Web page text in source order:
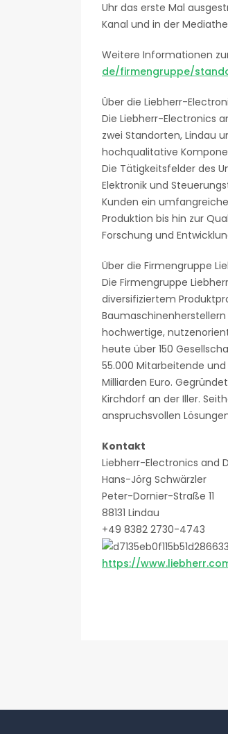
Uhr das erste Mal
Kanal und in der
Weitere Informationen
de/firmengruppe/
Über die Liebherr-
Die Liebherr-Electronics
zwei Standorten, Lindau
hochqualitative
Die Tätigkeitsfelder des
Elektronik und
Kunden ein
Produktion bis hin zur
Forschung und
Über die Firmengruppe
Die Firmengruppe
diversifiziertem
hochwertige,
heute über 150
55.000 Mitarbeitende
Milliarden Euro.
Kirchdorf an der Iller.
anspruchsvollen
Kontakt
Liebherr-Electronics and
Hans-Jörg Schwärzler
Peter-Dornier-Straße 11
88131 Lindau
+49 8382 2730-4743
https://